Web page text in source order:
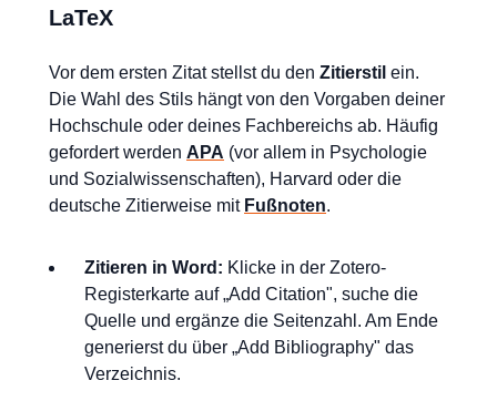
LaTeX
Vor dem ersten Zitat stellst du den Zitierstil ein.
Die Wahl des Stils hängt von den Vorgaben deiner
Hochschule oder deines Fachbereichs ab. Häufig
gefordert werden APA (vor allem in Psychologie
und Sozialwissenschaften), Harvard oder die
deutsche Zitierweise mit Fußnoten.
Zitieren in Word: Klicke in der Zotero-
Registerkarte auf „Add Citation", suche die
Quelle und ergänze die Seitenzahl. Am Ende
generierst du über „Add Bibliography" das
Verzeichnis.